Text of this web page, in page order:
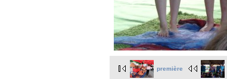
première